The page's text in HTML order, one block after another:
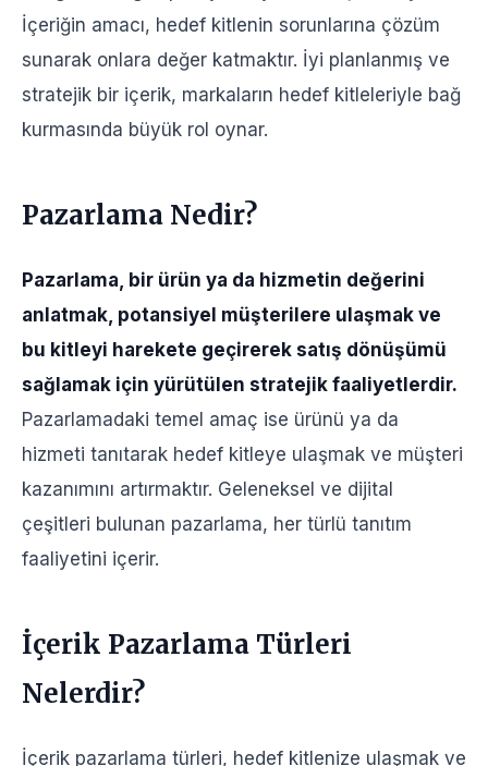
İçeriğin amacı, hedef kitlenin sorunlarına çözüm
sunarak onlara değer katmaktır. İyi planlanmış ve
stratejik bir içerik, markaların hedef kitleleriyle bağ
kurmasında büyük rol oynar.
Pazarlama Nedir?
Pazarlama, bir ürün ya da hizmetin değerini
anlatmak, potansiyel müşterilere ulaşmak ve
bu kitleyi harekete geçirerek satış dönüşümü
sağlamak için yürütülen stratejik faaliyetlerdir.
Pazarlamadaki temel amaç ise ürünü ya da
hizmeti tanıtarak hedef kitleye ulaşmak ve müşteri
kazanımını artırmaktır. Geleneksel ve dijital
çeşitleri bulunan pazarlama, her türlü tanıtım
faaliyetini içerir.
İçerik Pazarlama Türleri
Nelerdir?
İçerik pazarlama türleri, hedef kitlenize ulaşmak ve